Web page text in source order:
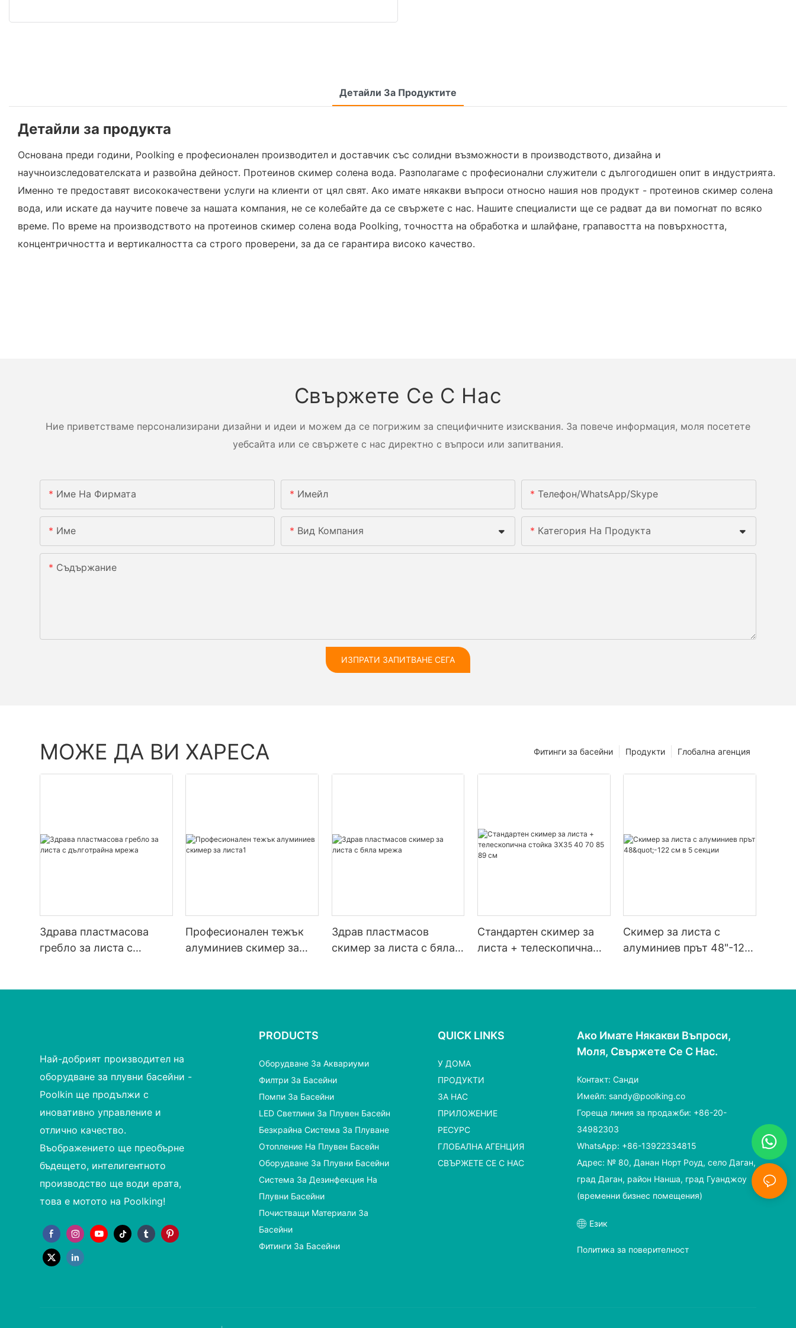
Детайли За Продуктите
Детайли за продукта
Основана преди години, Poolking е професионален производител и доставчик със солидни възможности в производството, дизайна и
научноизследователската и развойна дейност. Протеинов скимер солена вода. Разполагаме с професионални служители с дългогодишен опит в индустрията.
Именно те предоставят висококачествени услуги на клиенти от цял ​​свят. Ако имате някакви въпроси относно нашия нов продукт - протеинов скимер солена
вода, или искате да научите повече за нашата компания, не се колебайте да се свържете с нас. Нашите специалисти ще се радват да ви помогнат по всяко
време. По време на производството на протеинов скимер солена вода Poolking, точността на обработка и шлайфане, грапавостта на повърхността,
концентричността и вертикалността са строго проверени, за да се гарантира високо качество.
Свържете Се С Нас
Ние приветстваме персонализирани дизайни и идеи и можем да се погрижим за специфичните изисквания. За повече информация, моля посетете
уебсайта или се свържете с нас директно с въпроси или запитвания.
Име На Фирмата Имейл Телефон/WhatsApp/Skype
Име Вид Компания Категория На Продукта
Съдържание
ИЗПРАТИ ЗАПИТВАНЕ СЕГА
МОЖЕ ДА ВИ ХАРЕСА Глобална агенция
Продукти
Фитинги за басейни
Здрава пластмасова
гребло за листа с
Професионален тежък
алуминиев скимер за
Здрав пластмасов
скимер за листа с бяла
Стандартен скимер за
листа + телескопична
Скимер за листа с
алуминиев прът 48"-122
Най-добрият производител на
оборудване за плувни басейни -
Poolkin ще продължи с
иновативно управление и
отлично качество.
Въображението ще преобърне
бъдещето, интелигентното
производство ще води ерата,
това е мотото на Poolking!
PRODUCTS
Оборудване За Аквариуми
Филтри За Басейни
Помпи За Басейни
LED Светлини За Плувен Басейн
Безкрайна Система За Плуване
Отопление На Плувен Басейн
Оборудване За Плувни Басейни
Система За Дезинфекция На
Плувни Басейни
Почистващи Материали За
Басейни
Фитинги За Басейни
QUICK LINKS
У ДОМА
ПРОДУКТИ
ЗА НАС
ПРИЛОЖЕНИЕ
РЕСУРС
ГЛОБАЛНА АГЕНЦИЯ
СВЪРЖЕТЕ СЕ С НАС
Ако Имате Някакви Въпроси,
Моля, Свържете Се С Нас.
Контакт: Санди
Имейл:sandy@poolking.co
Гореща линия за продажби: +86-20-
34982303
WhatsApp: +86-13922334815
Адрес: № 80, Данан Норт Роуд, село Даган,
град Даган, район Нанша, град Гуанджоу
(временни бизнес помещения)
Език
Политика за поверителност